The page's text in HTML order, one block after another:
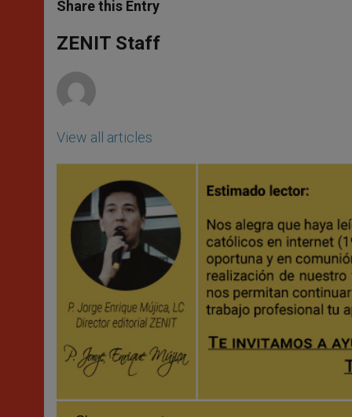
s
p
p
e
g
e
b
o
k
Share this Entry
ZENIT Staff
View all articles